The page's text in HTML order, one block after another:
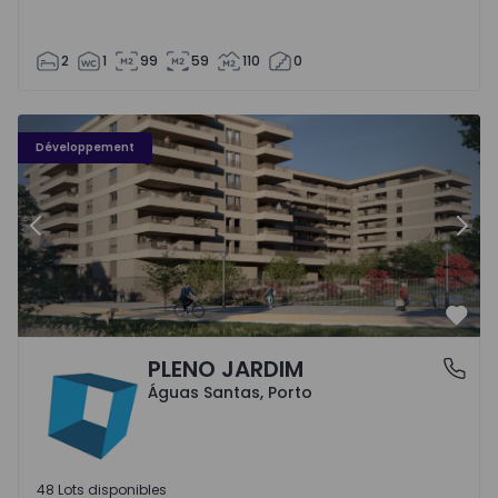
2 1 99 59 110 0
Développement
PLENO JARDIM - 3
Précédent
Águas Santas, PortoPLENO JARDIM
Águas Santas, Porto
48 Lots disponibles